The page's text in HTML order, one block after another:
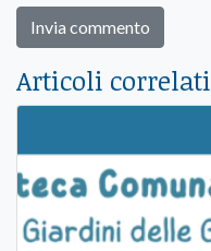
Articoli correlati